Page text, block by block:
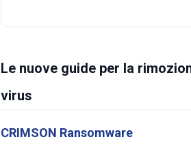
Le nuove guide per la
virus
CRIMSON Ransomware